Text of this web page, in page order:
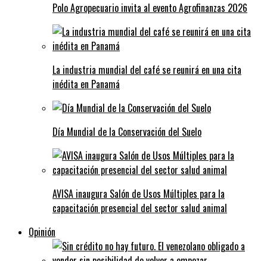
Polo Agropecuario invita al evento Agrofinanzas 2026
La industria mundial del café se reunirá en una cita
inédita en Panamá
Día Mundial de la Conservación del Suelo
AVISA inaugura Salón de Usos Múltiples para la
capacitación presencial del sector salud animal
Opinión